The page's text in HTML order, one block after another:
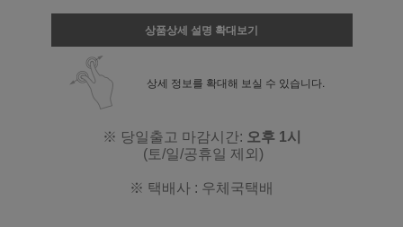
상품상세 설명 확대보기
상세 정보를 확대해 보실 수 있습니다.
※ 당일출고 마감시간: 오후 1시
(토/일/공휴일 제외)
※ 택배사 : 우체국택배